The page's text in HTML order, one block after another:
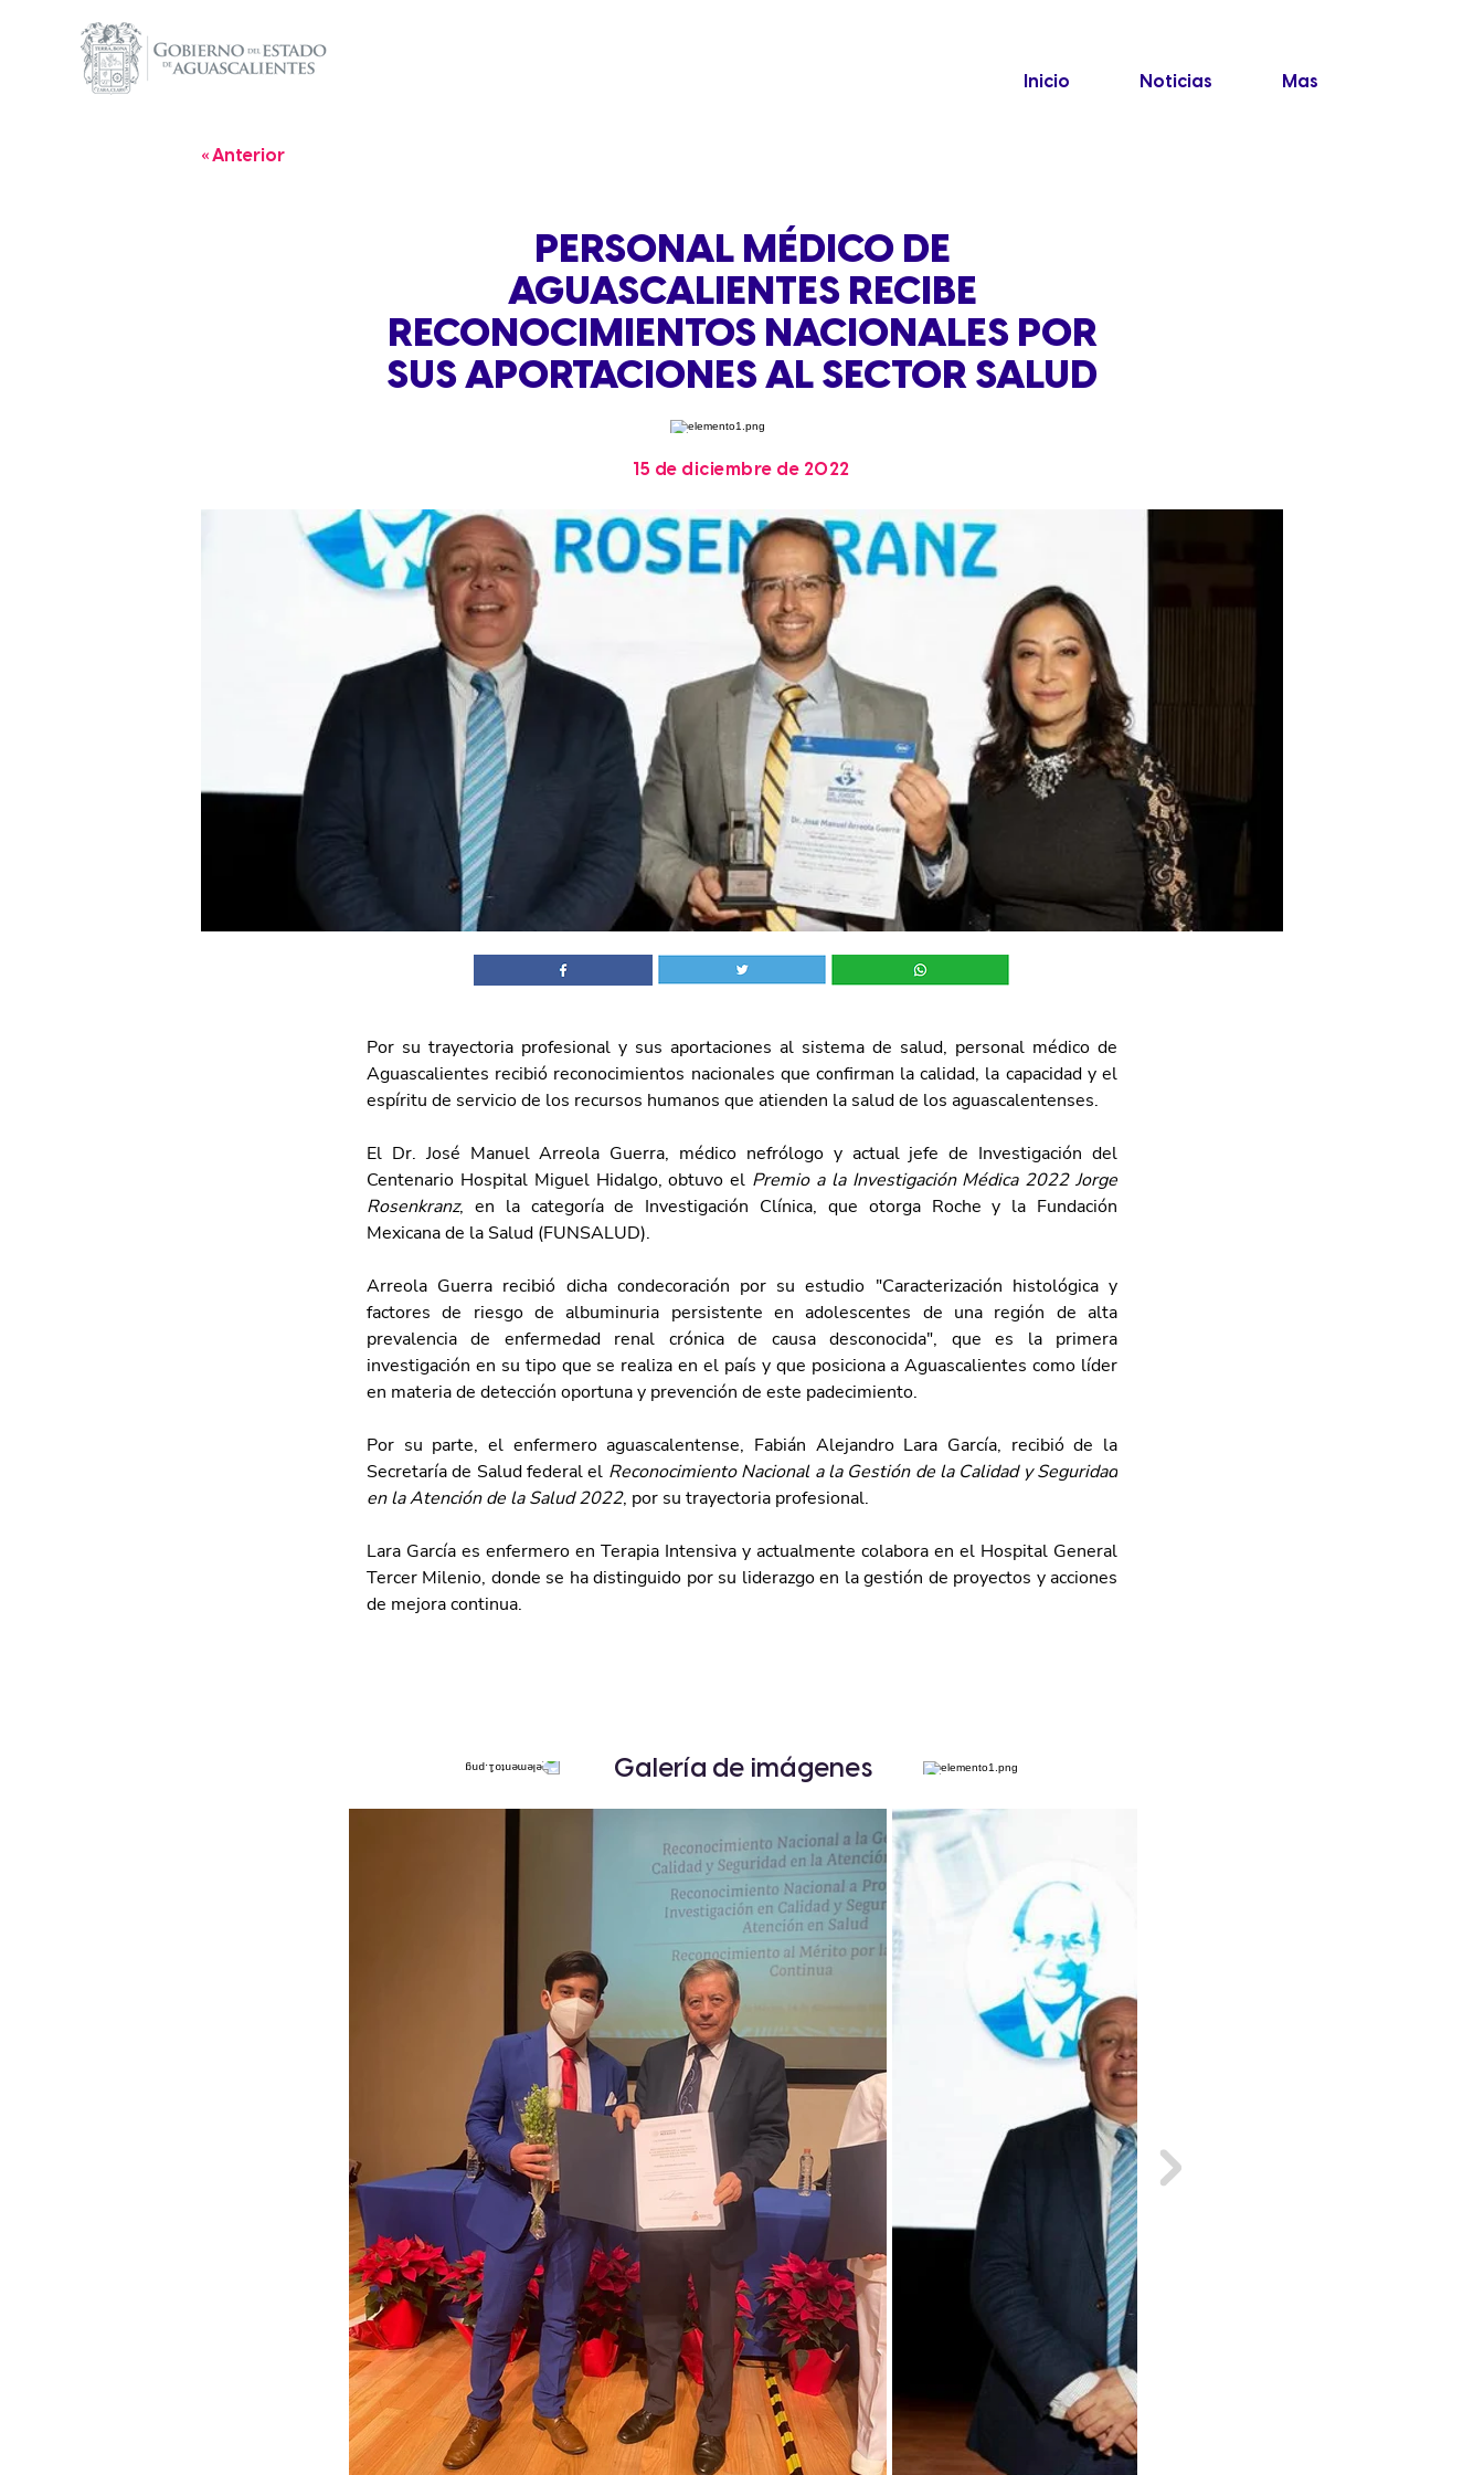
Inicio Noticias Mas
« Anterior
PERSONAL MÉDICO DE
AGUASCALIENTES RECIBE
RECONOCIMIENTOS NACIONALES POR
SUS APORTACIONES AL SECTOR SALUD
15 de diciembre de 2022
Por su trayectoria profesional y sus aportaciones al sistema de salud, personal médico de
Aguascalientes recibió reconocimientos nacionales que confirman la calidad, la capacidad y el
espíritu de servicio de los recursos humanos que atienden la salud de los aguascalentenses.
El Dr. José Manuel Arreola Guerra, médico nefrólogo y actual jefe de Investigación del
Centenario Hospital Miguel Hidalgo, obtuvo el Premio a la Investigación Médica 2022 Jorge
Rosenkranz, en la categoría de Investigación Clínica, que otorga Roche y la Fundación
Mexicana de la Salud (FUNSALUD).
Arreola Guerra recibió dicha condecoración por su estudio "Caracterización histológica y
factores de riesgo de albuminuria persistente en adolescentes de una región de alta
prevalencia de enfermedad renal crónica de causa desconocida", que es la primera
investigación en su tipo que se realiza en el país y que posiciona a Aguascalientes como líder
en materia de detección oportuna y prevención de este padecimiento.
Por su parte, el enfermero aguascalentense, Fabián Alejandro Lara García, recibió de la
Secretaría de Salud federal el Reconocimiento Nacional a la Gestión de la Calidad y Seguridad
en la Atención de la Salud 2022, por su trayectoria profesional.
Lara García es enfermero en Terapia Intensiva y actualmente colabora en el Hospital General
Tercer Milenio, donde se ha distinguido por su liderazgo en la gestión de proyectos y acciones
de mejora continua.
Galería de imágenes